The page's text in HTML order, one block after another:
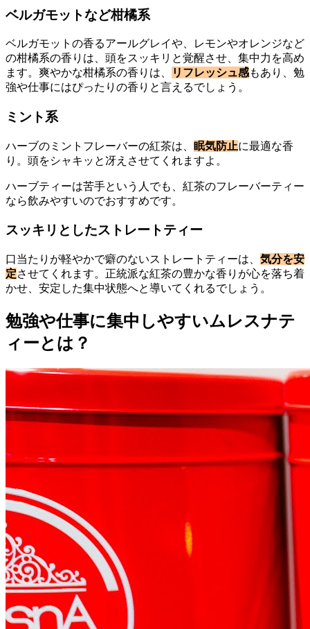
ベルガモットなど柑橘系
ベルガモットの香るアールグレイや、レモンやオレンジなど
の柑橘系の香りは、頭をスッキリと覚醒させ、集中力を高め
ます。爽やかな柑橘系の香りは、
リフレッシュ感もあり、勉
強や仕事にはぴったりの香りと言えるでしょう。
ミント系
ハーブのミントフレーバーの紅茶は、 眠気防止に最適な香
り。頭をシャキッと冴えさせてくれますよ。
ハーブティーは苦手という人でも、紅茶のフレーバーティー
なら飲みやすいのでおすすめです。
スッキリとしたストレートティー
口当たりが軽やかで癖のないストレートティーは、 気分を安
定させてくれます。正統派な紅茶の豊かな香りが心を落ち着
かせ、安定した集中状態へと導いてくれるでしょう。
勉強や仕事に集中しやすいムレスナテ
ィーとは？